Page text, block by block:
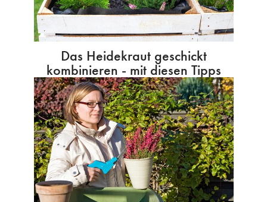
Das Heidekraut geschickt
kombinieren - mit diesen Tipps